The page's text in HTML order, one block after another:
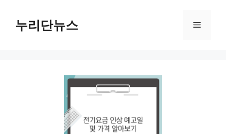
누리단뉴스 메